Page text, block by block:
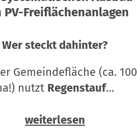
PV-Freiflächenanlagen
Wer steckt dahinter?
Gemeindefläche (ca. 100
nutzt Regenstauf…
weiterlesen